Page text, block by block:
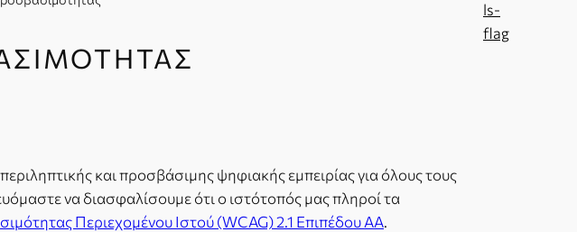
και προσβάσιμης ψηφιακής εμπειρίας για όλους τους
να διασφαλίσουμε ότι ο ιστότοπός μας πληροί τα
Περιεχομένου Ιστού (WCAG) 2.1 Επιπέδου AA